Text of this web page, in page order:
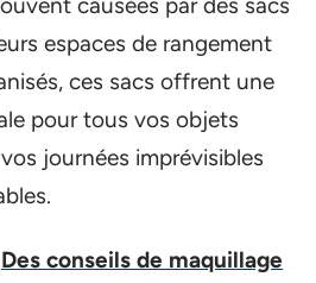
espaces de rangement
ces sacs offrent une
pour tous vos objets
journées imprévisibles
Des conseils de maquillage